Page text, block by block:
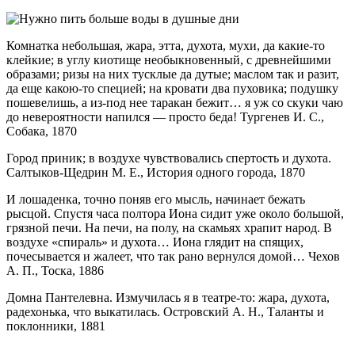
Комнатка небольшая, жара, этта, духота, мухи, да какие-то
клейкие; в углу киотище необыкновенный, с древнейшими
образами; ризы на них тусклые да дутые; маслом так и разит,
да еще какою-то специей; на кровати два пуховика; подушку
пошевелишь, а из-под нее таракан бежит… я уж со скуки чаю
до невероятности напился — просто беда! Тургенев И. С.,
Собака, 1870
Город приник; в воздухе чувствовались спертость и духота.
Салтыков-Щедрин М. Е., История одного города, 1870
И лошаденка, точно поняв его мысль, начинает бежать
рысцой. Спустя часа полтора Иона сидит уже около большой,
грязной печи. На печи, на полу, на скамьях храпит народ. В
воздухе «спираль» и духота… Иона глядит на спящих,
почесывается и жалеет, что так рано вернулся домой… Чехов
А. П., Тоска, 1886
Домна Пантелевна. Измучилась я в театре-то: жара, духота,
радехонька, что выкатилась. Островский А. Н., Таланты и
поклонники, 1881